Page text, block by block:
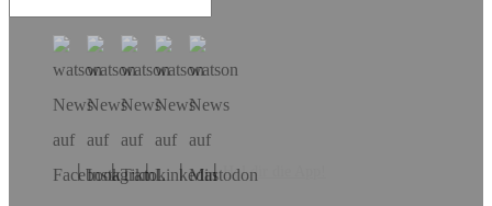
Hol dir die App!